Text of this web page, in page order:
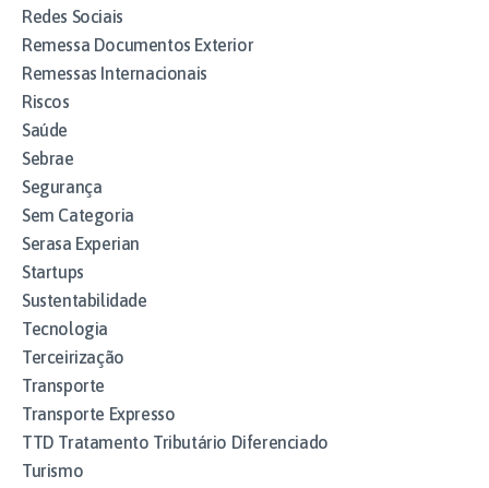
Redes Sociais
Remessa Documentos Exterior
Remessas Internacionais
Riscos
Saúde
Sebrae
Segurança
Sem Categoria
Serasa Experian
Startups
Sustentabilidade
Tecnologia
Terceirização
Transporte
Transporte Expresso
TTD Tratamento Tributário Diferenciado
Turismo